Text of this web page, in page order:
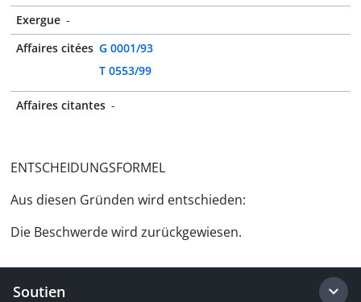
Exergue -
Affaires citées G 0001/93
T 0553/99
Affaires citantes -
ENTSCHEIDUNGSFORMEL
Aus diesen Gründen wird entschieden:
Die Beschwerde wird zurückgewiesen.
Soutien